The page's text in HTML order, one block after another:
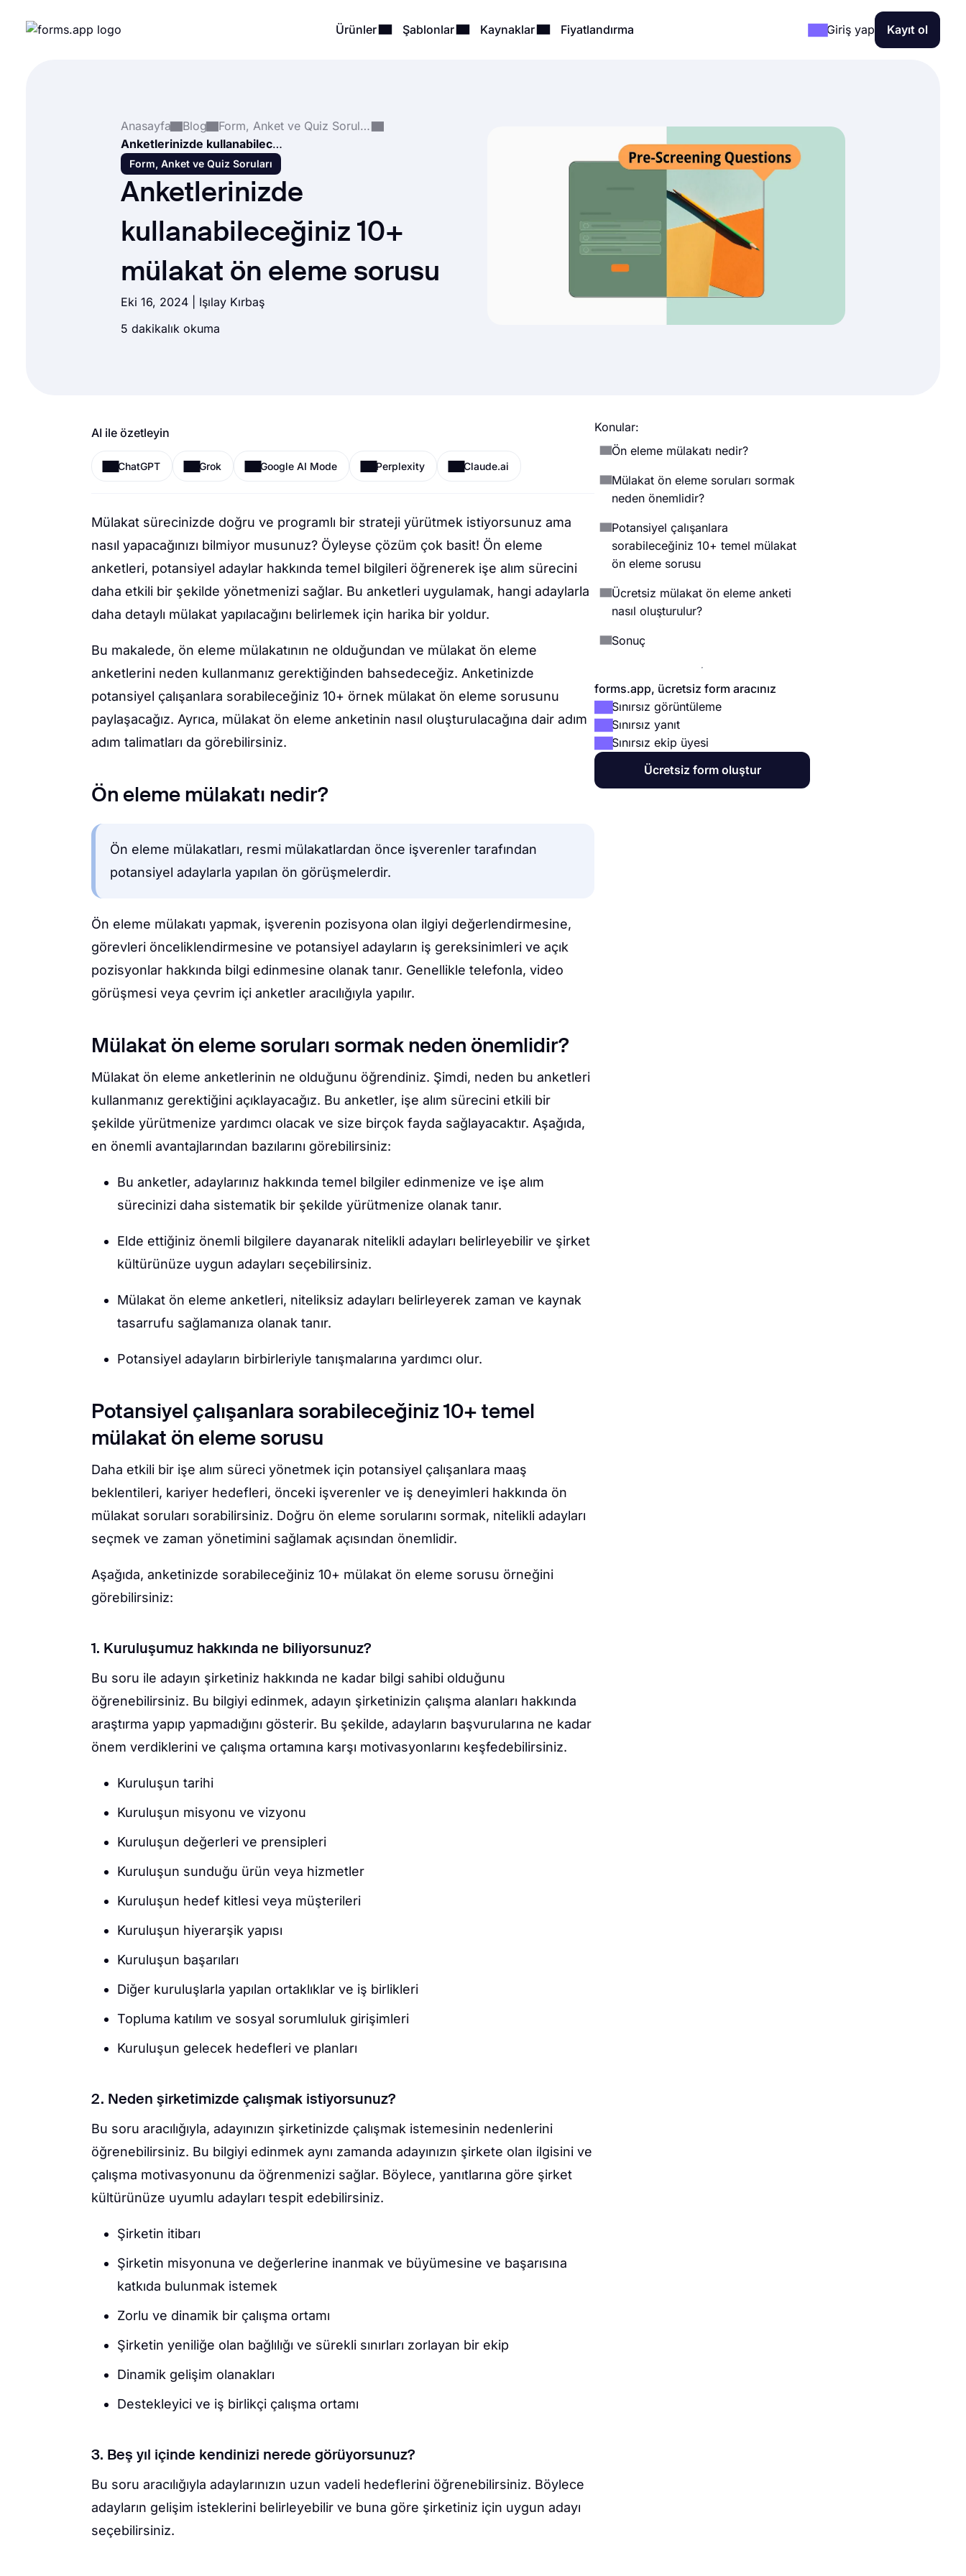
Ürünler Şablonlar Kaynaklar Fiyatlandırma Giriş yap Kayıt ol
Anasayfa Blog
Form, Anket ve Quiz Soruları
Anketlerinizde kullanabileceğiniz 10+ mülakat ön eleme sorusu
Form, Anket ve Quiz Soruları
Anketlerinizde
kullanabileceğiniz 10+
mülakat ön eleme sorusu
Eki 16, 2024 | Işılay Kırbaş
5 dakikalık okuma
AI ile özetleyin
ChatGPT Grok Google AI Mode Perplexity Claude.ai
Mülakat sürecinizde doğru ve programlı bir strateji yürütmek istiyorsunuz ama
nasıl yapacağınızı bilmiyor musunuz? Öyleyse çözüm çok basit! Ön eleme
anketleri, potansiyel adaylar hakkında temel bilgileri öğrenerek işe alım sürecini
daha etkili bir şekilde yönetmenizi sağlar. Bu anketleri uygulamak, hangi adaylarla
daha detaylı mülakat yapılacağını belirlemek için harika bir yoldur.
Bu makalede, ön eleme mülakatının ne olduğundan ve mülakat ön eleme
anketlerini neden kullanmanız gerektiğinden bahsedeceğiz. Anketinizde
potansiyel çalışanlara sorabileceğiniz 10+ örnek mülakat ön eleme sorusunu
paylaşacağız. Ayrıca, mülakat ön eleme anketinin nasıl oluşturulacağına dair adım
adım talimatları da görebilirsiniz.
Ön eleme mülakatı nedir?
Ön eleme mülakatları, resmi mülakatlardan önce işverenler tarafından
potansiyel adaylarla yapılan ön görüşmelerdir.
Ön eleme mülakatı yapmak, işverenin pozisyona olan ilgiyi değerlendirmesine,
görevleri önceliklendirmesine ve potansiyel adayların iş gereksinimleri ve açık
pozisyonlar hakkında bilgi edinmesine olanak tanır. Genellikle telefonla, video
görüşmesi veya çevrim içi anketler aracılığıyla yapılır.
Mülakat ön eleme soruları sormak neden önemlidir?
Mülakat ön eleme anketlerinin ne olduğunu öğrendiniz. Şimdi, neden bu anketleri
kullanmanız gerektiğini açıklayacağız. Bu anketler, işe alım sürecini etkili bir
şekilde yürütmenize yardımcı olacak ve size birçok fayda sağlayacaktır. Aşağıda,
en önemli avantajlarından bazılarını görebilirsiniz:
Bu anketler, adaylarınız hakkında temel bilgiler edinmenize ve işe alım
sürecinizi daha sistematik bir şekilde yürütmenize olanak tanır.
Elde ettiğiniz önemli bilgilere dayanarak nitelikli adayları belirleyebilir ve şirket
kültürünüze uygun adayları seçebilirsiniz.
Mülakat ön eleme anketleri, niteliksiz adayları belirleyerek zaman ve kaynak
tasarrufu sağlamanıza olanak tanır.
Potansiyel adayların birbirleriyle tanışmalarına yardımcı olur.
Potansiyel çalışanlara sorabileceğiniz 10+ temel
mülakat ön eleme sorusu
Daha etkili bir işe alım süreci yönetmek için potansiyel çalışanlara maaş
beklentileri, kariyer hedefleri, önceki işverenler ve iş deneyimleri hakkında ön
mülakat soruları sorabilirsiniz. Doğru ön eleme sorularını sormak, nitelikli adayları
seçmek ve zaman yönetimini sağlamak açısından önemlidir.
Aşağıda, anketinizde sorabileceğiniz 10+ mülakat ön eleme sorusu örneğini
görebilirsiniz:
1. Kuruluşumuz hakkında ne biliyorsunuz?
Bu soru ile adayın şirketiniz hakkında ne kadar bilgi sahibi olduğunu
öğrenebilirsiniz. Bu bilgiyi edinmek, adayın şirketinizin çalışma alanları hakkında
araştırma yapıp yapmadığını gösterir. Bu şekilde, adayların başvurularına ne kadar
önem verdiklerini ve çalışma ortamına karşı motivasyonlarını keşfedebilirsiniz.
Kuruluşun tarihi
Kuruluşun misyonu ve vizyonu
Kuruluşun değerleri ve prensipleri
Kuruluşun sunduğu ürün veya hizmetler
Kuruluşun hedef kitlesi veya müşterileri
Kuruluşun hiyerarşik yapısı
Kuruluşun başarıları
Diğer kuruluşlarla yapılan ortaklıklar ve iş birlikleri
Topluma katılım ve sosyal sorumluluk girişimleri
Kuruluşun gelecek hedefleri ve planları
2. Neden şirketimizde çalışmak istiyorsunuz?
Bu soru aracılığıyla, adayınızın şirketinizde çalışmak istemesinin nedenlerini
öğrenebilirsiniz. Bu bilgiyi edinmek aynı zamanda adayınızın şirkete olan ilgisini ve
çalışma motivasyonunu da öğrenmenizi sağlar. Böylece, yanıtlarına göre şirket
kültürünüze uyumlu adayları tespit edebilirsiniz.
Şirketin itibarı
Şirketin misyonuna ve değerlerine inanmak ve büyümesine ve başarısına
katkıda bulunmak istemek
Zorlu ve dinamik bir çalışma ortamı
Şirketin yeniliğe olan bağlılığı ve sürekli sınırları zorlayan bir ekip
Dinamik gelişim olanakları
Destekleyici ve iş birlikçi çalışma ortamı
3. Beş yıl içinde kendinizi nerede görüyorsunuz?
Bu soru aracılığıyla adaylarınızın uzun vadeli hedeflerini öğrenebilirsiniz. Böylece
adayların gelişim isteklerini belirleyebilir ve buna göre şirketiniz için uygun adayı
seçebilirsiniz.
Konular:
Ön eleme mülakatı nedir?
Mülakat ön eleme soruları sormak
neden önemlidir?
Potansiyel çalışanlara
sorabileceğiniz 10+ temel mülakat
ön eleme sorusu
Ücretsiz mülakat ön eleme anketi
nasıl oluşturulur?
Sonuç
forms.app, ücretsiz form aracınız
Sınırsız görüntüleme
Sınırsız yanıt
Sınırsız ekip üyesi
Ücretsiz form oluştur